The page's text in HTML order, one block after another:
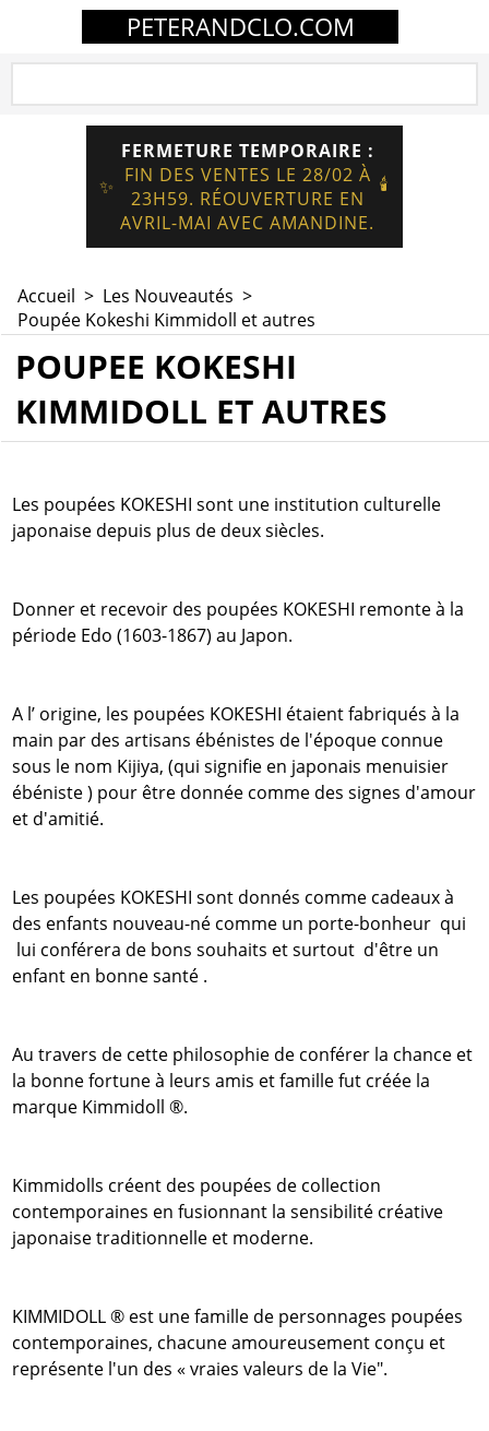
PETERANDCLO.COM
✨
FERMETURE TEMPORAIRE :
FIN DES VENTES LE 28/02 À
23H59. RÉOUVERTURE EN
AVRIL-MAI AVEC AMANDINE.
🕯️
Accueil > Les Nouveautés >
Poupée Kokeshi Kimmidoll et autres
POUPEE KOKESHI
KIMMIDOLL ET AUTRES
Les poupées KOKESHI sont une institution culturelle
japonaise depuis plus de deux siècles.
Donner et recevoir des poupées KOKESHI remonte à la
période Edo (1603-1867) au Japon.
A l’ origine, les poupées KOKESHI étaient fabriqués à la
main par des artisans ébénistes de l'époque connue
sous le nom Kijiya, (qui signifie en japonais menuisier
ébéniste ) pour être donnée comme des signes d'amour
et d'amitié.
Les poupées KOKESHI sont donnés comme cadeaux à
des enfants nouveau-né comme un porte-bonheur qui
lui conférera de bons souhaits et surtout d'être un
enfant en bonne santé .
Au travers de cette philosophie de conférer la chance et
la bonne fortune à leurs amis et famille fut créée la
marque Kimmidoll ®.
Kimmidolls créent des poupées de collection
contemporaines en fusionnant la sensibilité créative
japonaise traditionnelle et moderne.
KIMMIDOLL ® est une famille de personnages poupées
contemporaines, chacune amoureusement conçu et
représente l'un des « vraies valeurs de la Vie".